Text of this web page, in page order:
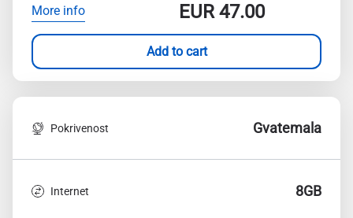
More info EUR47.00
Add to cart
Pokrivenost Gvatemala
Internet 8GB